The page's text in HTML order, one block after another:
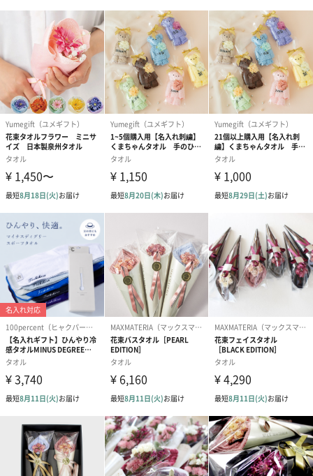
大阪府泉佐野市で国産タオルを使ったアレンジメントギフトのシ
ョップを2019年にOPENしました。
大阪府南部は泉州地域と呼ばれ、日本のタオル発祥の地でもあり
ます。
地元地域で作られているタオル良さをたくさんの人に届けたいと
いう思いから誕生しました。
インテリアとしてそのまま飾り、鑑賞後はタオルとしてご使用く
ださい。
結婚や出産祝い、発表会、歓送迎会など、特別な気持ちに寄り添
うギフト商品です。
商品詳細情報
W約17×H約25(cm)
素材
日本製(泉州タオル) コットン100％
商品サイズ
ハンドタオル1枚：約33×35(cm)
配送方法
ゆうパック